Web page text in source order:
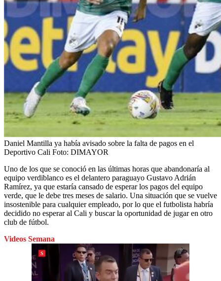
Daniel Mantilla ya había avisado sobre la falta de pagos en el
Deportivo Cali Foto: DIMAYOR
Uno de los que se conoció en las últimas horas que abandonaría al
equipo verdiblanco es el delantero paraguayo Gustavo Adrián
Ramírez, ya que estaría cansado de esperar los pagos del equipo
verde, que le debe tres meses de salario. Una situación que se vuelve
insostenible para cualquier empleado, por lo que el futbolista habría
decidido no esperar al Cali y buscar la oportunidad de jugar en otro
club de fútbol.
Videos Semana